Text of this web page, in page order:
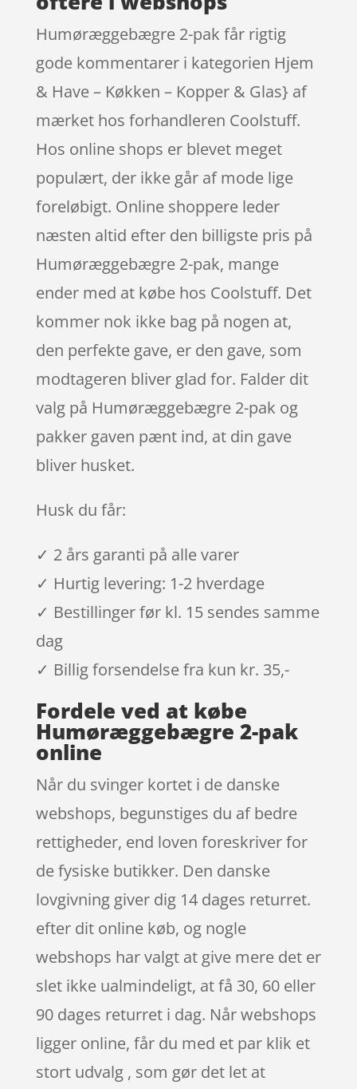
Humøræggebægre 2-pak får rigtig
gode kommentarer i kategorien Hjem
& Have – Køkken – Kopper & Glas} af
mærket hos forhandleren Coolstuff.
Hos online shops er blevet meget
populært, der ikke går af mode lige
foreløbigt. Online shoppere leder
næsten altid efter den billigste pris på
Humøræggebægre 2-pak, mange
ender med at købe hos Coolstuff. Det
kommer nok ikke bag på nogen at,
den perfekte gave, er den gave, som
modtageren bliver glad for. Falder dit
valg på Humøræggebægre 2-pak og
pakker gaven pænt ind, at din gave
bliver husket.
Husk du får:
✓ 2 års garanti på alle varer
✓ Hurtig levering: 1-2 hverdage
✓ Bestillinger før kl. 15 sendes samme
dag
✓ Billig forsendelse fra kun kr. 35,-
Fordele ved at købe
Humøræggebægre 2-pak
online
Når du svinger kortet i de danske
webshops, begunstiges du af bedre
rettigheder, end loven foreskriver for
de fysiske butikker. Den danske
lovgivning giver dig 14 dages returret.
efter dit online køb, og nogle
webshops har valgt at give mere det er
slet ikke ualmindeligt, at få 30, 60 eller
90 dages returret i dag. Når webshops
ligger online, får du med et par klik et
stort udvalg , som gør det let at